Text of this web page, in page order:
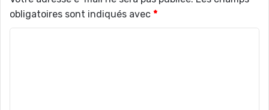
obligatoires sont indiqués avec *